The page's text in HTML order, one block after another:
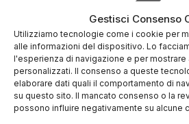
Gestisci Consenso
Utilizziamo tecnologie come i cookie per
alle informazioni del dispositivo. Lo
l'esperienza di navigazione e per mostrare
personalizzati. Il consenso a queste
elaborare dati quali il comportamento di
su questo sito. Il mancato consenso o la
possono influire negativamente su alcune
APRI DEMO LIVE